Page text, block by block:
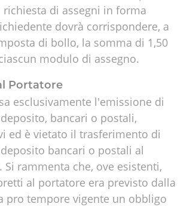
richiesta di assegni in forma
dovrà corrispondere, a
di bollo, la somma di 1,50
modulo di assegno.
Portatore
esclusivamente l'emissione di
bancari o postali,
ed è vietato il trasferimento di
bancari o postali al
Si rammenta che, ove esistenti,
al portatore era previsto dalla
pro tempore vigente un obbligo